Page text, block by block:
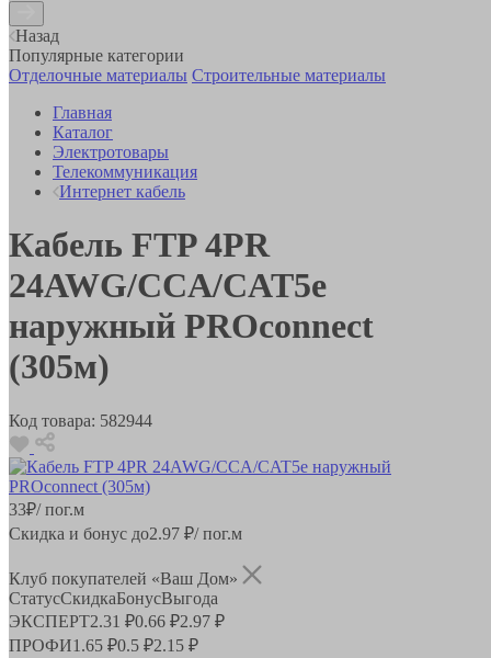
Назад
Популярные категории
Отделочные материалы Строительные материалы
Главная
Каталог
Электротовары
Телекоммуникация
Интернет кабель
Кабель FTP 4PR
24AWG/CCA/CAT5e
наружный PROconnect
(305м)
Код товара: 582944
33₽/ пог.м
Скидка и бонус до2.97 ₽/ пог.м
Клуб покупателей «Ваш Дом»
СтатусСкидкаБонусВыгода
ЭКСПЕРТ2.31 ₽0.66 ₽2.97 ₽
ПРОФИ1.65 ₽0.5 ₽2.15 ₽